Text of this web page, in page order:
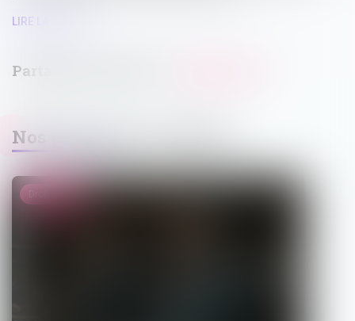
LIRE LA SUITE
Nos dernières actualités
Droit pénal